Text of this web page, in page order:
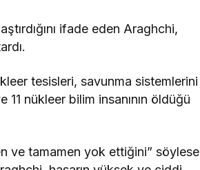
ifade eden Araghchi,
tesisleri, savunma sistemlerini
nükleer bilim insanının öldüğü
ve tamamen yok ettiğini” söylese